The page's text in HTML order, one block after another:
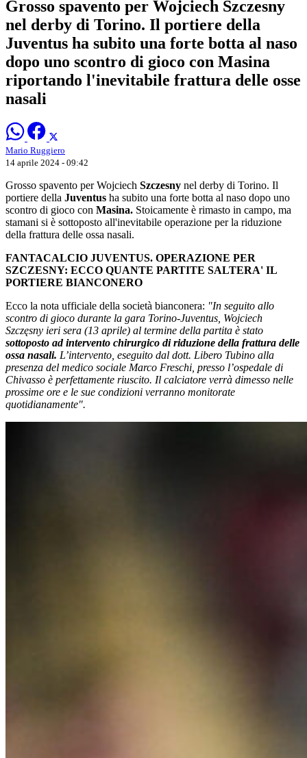
Grosso spavento per Wojciech Szczesny
nel derby di Torino. Il portiere della
Juventus ha subito una forte botta al naso
dopo uno scontro di gioco con Masina
riportando l'inevitabile frattura delle osse
nasali
Mario Ruggiero
14 aprile 2024 - 09:42
Grosso spavento per Wojciech Szczesny nel derby di Torino. Il
portiere della Juventus ha subito una forte botta al naso dopo uno
scontro di gioco con Masina. Stoicamente è rimasto in campo, ma
stamani si è sottoposto all'inevitabile operazione per la riduzione
della frattura delle ossa nasali.
FANTACALCIO JUVENTUS. OPERAZIONE PER
SZCZESNY: ECCO QUANTE PARTITE SALTERA' IL
PORTIERE BIANCONERO
Ecco la nota ufficiale della società bianconera: "In seguito allo
scontro di gioco durante la gara Torino-Juventus, Wojciech
Szczęsny ieri sera (13 aprile) al termine della partita è stato
sottoposto ad intervento chirurgico di riduzione della frattura delle
ossa nasali. L’intervento, eseguito dal dott. Libero Tubino alla
presenza del medico sociale Marco Freschi, presso l’ospedale di
Chivasso è perfettamente riuscito. Il calciatore verrà dimesso nelle
prossime ore e le sue condizioni verranno monitorate
quotidianamente".